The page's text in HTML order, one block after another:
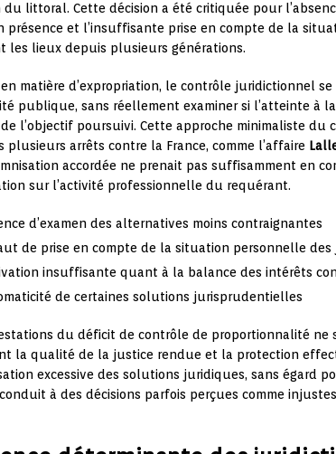
du littoral. Cette décision a été critiquée pour
présence et l’insuffisante prise en compte de la
les lieux depuis plusieurs générations.
en matière d’expropriation, le contrôle juridictionnel
publique, sans réellement examiner si l’atteinte à
l’objectif poursuivi. Cette approche minimaliste du
plusieurs arrêts contre la France, comme l’affaire
accordée ne prenait pas suffisamment en
sur l’activité professionnelle du requérant.
d’examen des alternatives moins contraignantes
de prise en compte de la situation personnelle des
insuffisante quant à la balance des intérêts
de certaines solutions jurisprudentielles
du déficit de contrôle de proportionnalité ne
la qualité de la justice rendue et la protection
excessive des solutions juridiques, sans égard
à des décisions parfois perçues comme